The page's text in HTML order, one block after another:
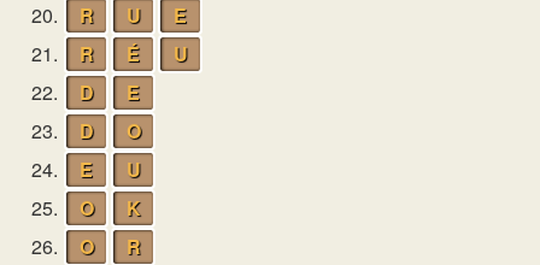
20.
R U
E
21.
R É
U
22.
D
E
23.
D
O
24.
E
U
25.
O
K
26.
O
R